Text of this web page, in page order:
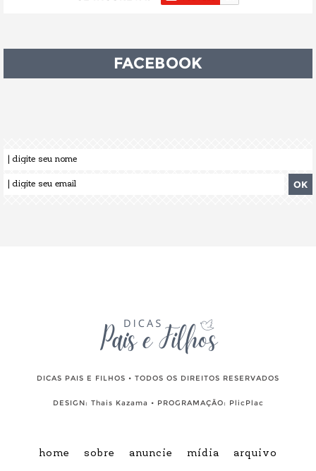
FACEBOOK
DICAS PAIS E FILHOS • TODOS OS DIREITOS RESERVADOS
DESIGN: Thais Kazama • PROGRAMAÇÃO: PlicPlac
home sobre anuncie mídia arquivo